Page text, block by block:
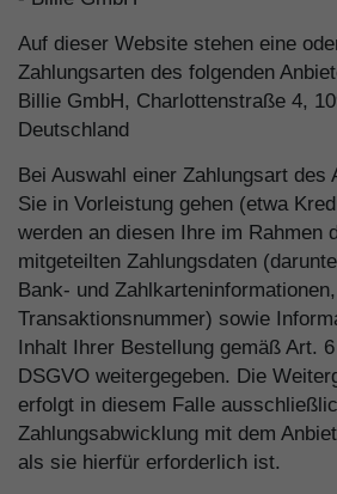
Auf dieser Website stehen eine
Zahlungsarten des folgenden
Billie GmbH, Charlottenstraße 4,
Deutschland
Bei Auswahl einer Zahlungsart des
Sie in Vorleistung gehen (etwa
werden an diesen Ihre im Rahmen
mitgeteilten Zahlungsdaten
Bank- und
Transaktionsnummer) sowie
Inhalt Ihrer Bestellung gemäß Art.
DSGVO weitergegeben. Die
erfolgt in diesem Falle
Zahlungsabwicklung mit dem
als sie hierfür erforderlich ist.